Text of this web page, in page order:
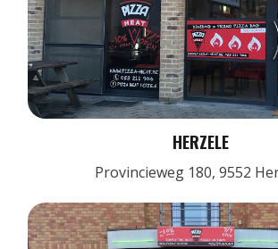
HERZELE
Provincieweg 180, 9552